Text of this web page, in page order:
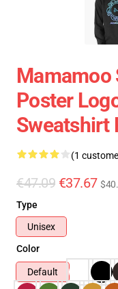
Mamamoo
Poster
Sweatshirt
(1
€47.09 €37.67
Type
Unisex
Color
Default